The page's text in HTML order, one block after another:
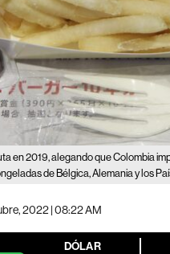
en 2019, alegando que Colombia
de Bélgica, Alemania y los
2022 | 08:22 AM
DÓLAR